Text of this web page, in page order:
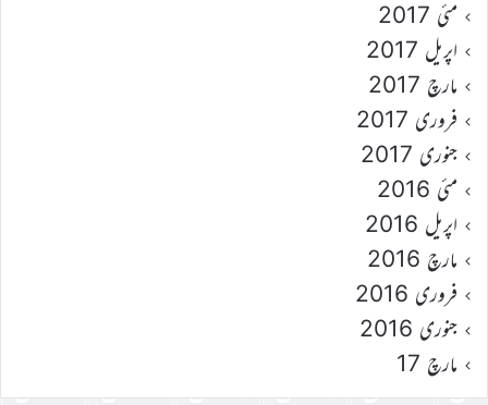
مئی 2017
اپریل 2017
مارچ 2017
فروری 2017
جنوری 2017
مئی 2016
اپریل 2016
مارچ 2016
فروری 2016
جنوری 2016
مارچ 17